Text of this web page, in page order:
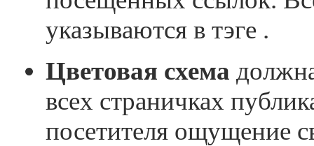
указываются в тэге .
Цветовая схема
всех страничках
посетителя ощущение